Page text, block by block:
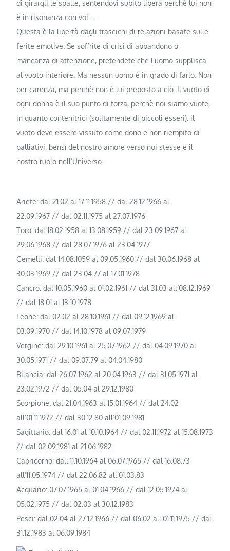
di girargli le spalle, sentendovi subito libera perchè lui non
è in risonanza con voi….
Questa è la libertà dagli trascichi di relazioni basate sulle
ferite emotive. Se soffrite di crisi di abbandono o
mancanza di attenzione, pretendete che l’uomo supplisca
al vuoto interiore. Ma nessun uomo è in grado di farlo. Non
per carenza, ma perchè non è lui preposto a ciò. Il vuoto di
ogni donna è il suo punto di forza, perchè noi siamo vuote,
in quanto contenitrici (solitamente di piccoli esseri). il
vuoto deve essere vissuto come dono e non riempito di
palliativi, bensì del nostro amore verso noi stesse e il
nostro ruolo nell’Universo.
Ariete: dal 21.02 al 17.11.1958 // dal 28.12.1966 al
22.09.1967 // dal 02.11.1975 al 27.07.1976
Toro: dal 18.02.1958 al 13.08.1959 // dal 23.09.1967 al
29.06.1968 // dal 28.07.1976 al 23.04.1977
Gemelli: dal 14.08.1059 al 09.05.1960 // dal 30.06.1968 al
30.03.1969 // dal 23.04.77 al 17.01.1978
Cancro: dal 10.05.1960 al 01.02.1961 // dal 31.03 all’08.12.1969
// dal 18.01 al 13.10.1978
Leone: dal 02.02 al 28.10.1961 // dal 09.12.1969 al
03.09.1970 // dal 14.10.1978 al 09.07.1979
Vergine: dal 29.10.1961 al 25.07.1962 // dal 04.09.1970 al
30.05.1971 // dal 09.07.79 al 04.04.1980
Bilancia: dal 26.07.1962 al 20.04.1963 // dal 31.05.1971 al
23.02.1972 // dal 05.04 al 29.12.1980
Scorpione: dal 21.04.1963 al 15.01.1964 // dal 24.02
all’01.11.1972 // dal 30.12.80 all’01.09.1981
Sagittario: dal 16.01 al 10.10.1964 // dal 02.11.1972 al 15.08.1973
// dal 02.09.1981 al 21.06.1982
Capricorno: dall’11.10.1964 al 06.07.1965 // dal 16.08.73
all’11.05.1974 // dal 22.06.82 all’01.03.83
Acquario: 07.07.1965 al 01.04.1966 // dal 12.05.1974 al
05.02.1975 // dal 02.03 al 30.12.1983
Pesci: dal 02.04 al 27.12.1966 // dal 06.02 all’01.11.1975 // dal
31.12.1983 al 06.09.1984